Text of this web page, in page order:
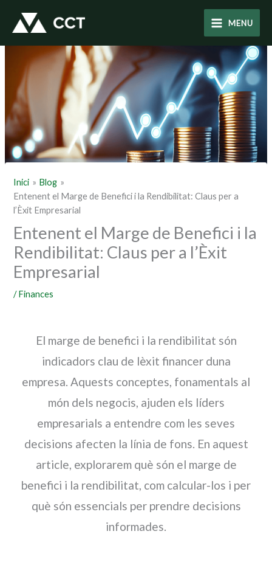
contingut
MENU
Inici
Blog
Entenent el Marge de Benefici i la Rendibilitat: Claus per a
l’Èxit Empresarial
Entenent el Marge de Benefici i la
Rendibilitat: Claus per a l’Èxit
Empresarial
/Finances
El marge de benefici i la rendibilitat són
indicadors clau de lèxit financer duna
empresa. Aquests conceptes, fonamentals al
món dels negocis, ajuden els líders
empresarials a entendre com les seves
decisions afecten la línia de fons. En aquest
article, explorarem què són el marge de
benefici i la rendibilitat, com calcular-los i per
què són essencials per prendre decisions
informades.